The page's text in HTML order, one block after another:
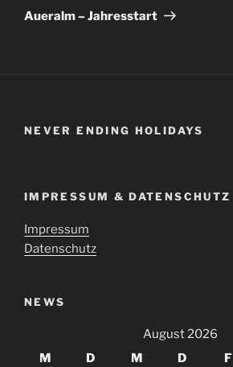
Beitrag
Aueralm – Jahresstart
NEVER ENDING HOLIDAYS
IMPRESSUM & DATENSCHUTZ
Impressum
Datenschutz
NEWS
August 2026
M
D M D F